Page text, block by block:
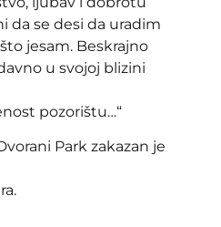
da se desi da uradim
jesam. Beskrajno
u svojoj blizini
pozorištu…“
Park zakazan je